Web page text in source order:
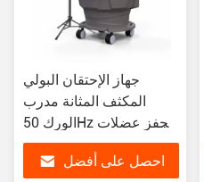
جهاز الإحتقان البولي
المكثف المثانة مدرب
الورك 50Hz محفز عضلات
المهبل
احصل على أفضل